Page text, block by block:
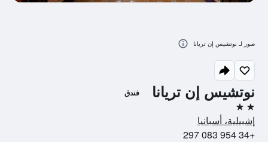
نوتشيس إن تريانا فندق
2 نجمتين
إشبيلية، أسبانيا
+34 954 083 297
صور لـ نوتشيس إن تريانا